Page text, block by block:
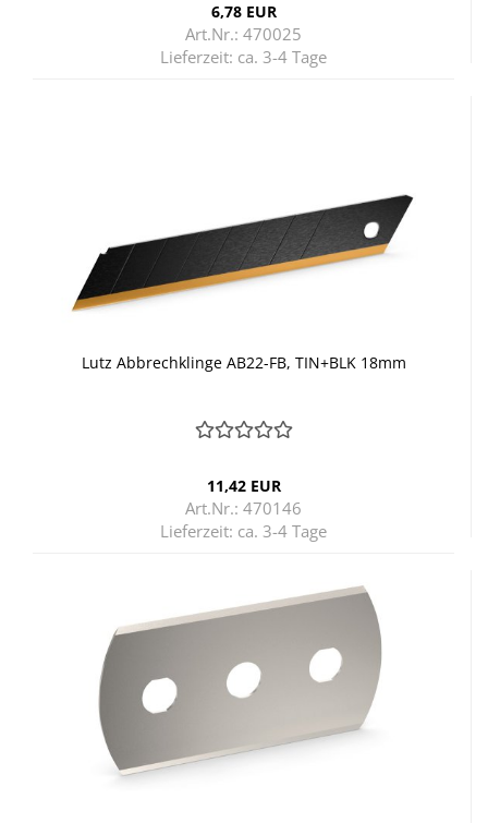
6,78 EUR
Art.Nr.: 470025
Lieferzeit: ca. 3-4 Tage
Lutz Ab­brech­klin­ge AB22-​FB, TIN+BLK 18mm
11,42 EUR
Art.Nr.: 470146
Lieferzeit: ca. 3-4 Tage